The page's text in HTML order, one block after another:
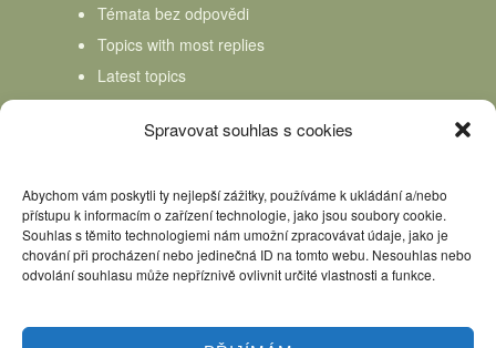
Spravovat souhlas s cookies
Abychom vám poskytli ty nejlepší zážitky, používáme k ukládání a/nebo
přístupu k informacím o zařízení technologie, jako jsou soubory cookie.
Souhlas s těmito technologiemi nám umožní zpracovávat údaje, jako je
chování při procházení nebo jedinečná ID na tomto webu. Nesouhlas nebo
odvolání souhlasu může nepříznivě ovlivnit určité vlastnosti a funkce.
Témata bez odpovědi
Topics with most replies
Latest topics
Topics Freshness